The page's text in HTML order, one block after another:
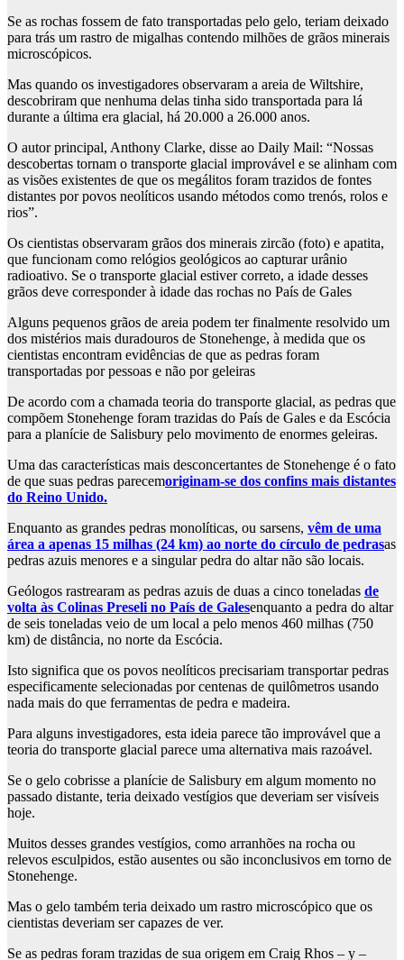
Se as rochas fossem de fato transportadas pelo gelo, teriam deixado
para trás um rastro de migalhas contendo milhões de grãos minerais
microscópicos.
Mas quando os investigadores observaram a areia de Wiltshire,
descobriram que nenhuma delas tinha sido transportada para lá
durante a última era glacial, há 20.000 a 26.000 anos.
O autor principal, Anthony Clarke, disse ao Daily Mail: “Nossas
descobertas tornam o transporte glacial improvável e se alinham com
as visões existentes de que os megálitos foram trazidos de fontes
distantes por povos neolíticos usando métodos como trenós, rolos e
rios”.
Os cientistas observaram grãos dos minerais zircão (foto) e apatita,
que funcionam como relógios geológicos ao capturar urânio
radioativo. Se o transporte glacial estiver correto, a idade desses
grãos deve corresponder à idade das rochas no País de Gales
Alguns pequenos grãos de areia podem ter finalmente resolvido um
dos mistérios mais duradouros de Stonehenge, à medida que os
cientistas encontram evidências de que as pedras foram
transportadas por pessoas e não por geleiras
De acordo com a chamada teoria do transporte glacial, as pedras que
compõem Stonehenge foram trazidas do País de Gales e da Escócia
para a planície de Salisbury pelo movimento de enormes geleiras.
Uma das características mais desconcertantes de Stonehenge é o fato
de que suas pedras parecemoriginam-se dos confins mais distantes
do Reino Unido.
Enquanto as grandes pedras monolíticas, ou sarsens, vêm de uma
área a apenas 15 milhas (24 km) ao norte do círculo de pedrasas
pedras azuis menores e a singular pedra do altar não são locais.
Geólogos rastrearam as pedras azuis de duas a cinco toneladas de
volta às Colinas Preseli no País de Galesenquanto a pedra do altar
de seis toneladas veio de um local a pelo menos 460 milhas (750
km) de distância, no norte da Escócia.
Isto significa que os povos neolíticos precisariam transportar pedras
especificamente selecionadas por centenas de quilômetros usando
nada mais do que ferramentas de pedra e madeira.
Para alguns investigadores, esta ideia parece tão improvável que a
teoria do transporte glacial parece uma alternativa mais razoável.
Se o gelo cobrisse a planície de Salisbury em algum momento no
passado distante, teria deixado vestígios que deveriam ser visíveis
hoje.
Muitos desses grandes vestígios, como arranhões na rocha ou
relevos esculpidos, estão ausentes ou são inconclusivos em torno de
Stonehenge.
Mas o gelo também teria deixado um rastro microscópico que os
cientistas deveriam ser capazes de ver.
Se as pedras foram trazidas de sua origem em Craig Rhos – y –